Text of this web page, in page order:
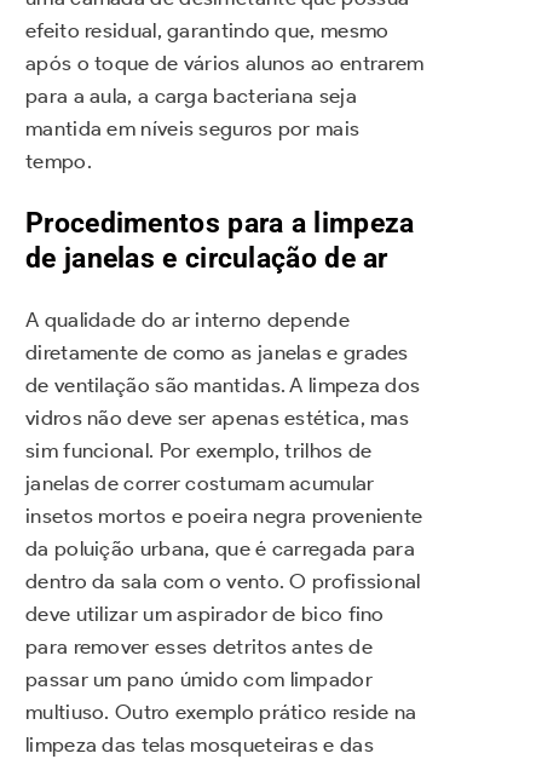
efeito residual, garantindo que, mesmo
após o toque de vários alunos ao entrarem
para a aula, a carga bacteriana seja
mantida em níveis seguros por mais
tempo.
Procedimentos para a limpeza
de janelas e circulação de ar
A qualidade do ar interno depende
diretamente de como as janelas e grades
de ventilação são mantidas. A limpeza dos
vidros não deve ser apenas estética, mas
sim funcional. Por exemplo, trilhos de
janelas de correr costumam acumular
insetos mortos e poeira negra proveniente
da poluição urbana, que é carregada para
dentro da sala com o vento. O profissional
deve utilizar um aspirador de bico fino
para remover esses detritos antes de
passar um pano úmido com limpador
multiuso. Outro exemplo prático reside na
limpeza das telas mosqueteiras e das